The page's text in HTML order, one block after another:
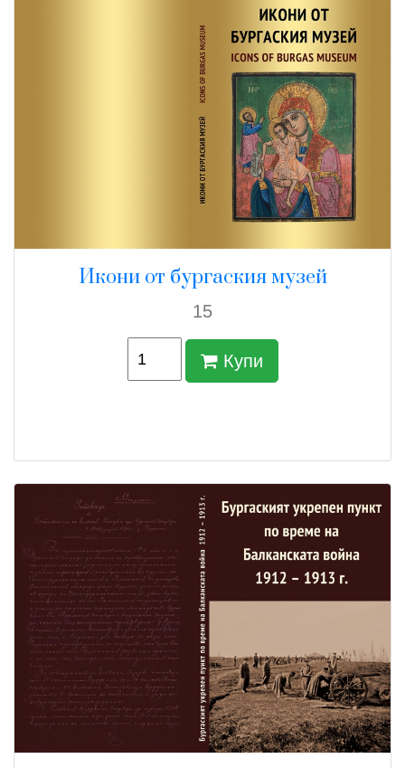
Икони от бургаския музей
15
Купи